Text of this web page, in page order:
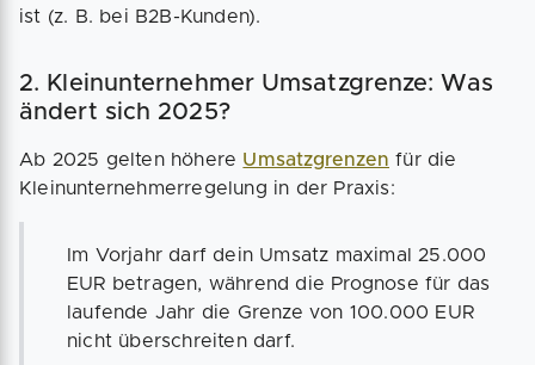
ist (z. B. bei B2B-Kunden).
2. Kleinunternehmer Umsatzgrenze: Was
ändert sich 2025?
Ab 2025 gelten höhere Umsatzgrenzen für die
Kleinunternehmerregelung in der Praxis:
Im Vorjahr darf dein Umsatz maximal 25.000
EUR betragen, während die Prognose für das
laufende Jahr die Grenze von 100.000 EUR
nicht überschreiten darf.